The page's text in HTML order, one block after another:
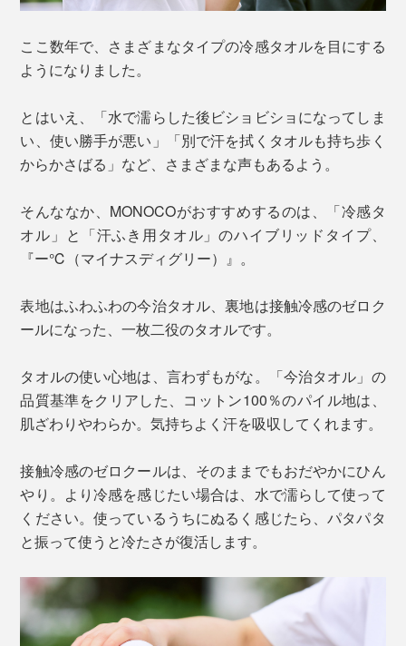
ここ数年で、さまざまなタイプの冷感タオルを目にする
ようになりました。
とはいえ、「水で濡らした後ビショビショになってしま
い、使い勝手が悪い」「別で汗を拭くタオルも持ち歩く
からかさばる」など、さまざまな声もあるよう。
そんななか、MONOCOがおすすめするのは、「冷感タ
オル」と「汗ふき用タオル」のハイブリッドタイプ、
『ー℃（マイナスディグリー）』。
表地はふわふわの今治タオル、裏地は接触冷感のゼロク
ールになった、一枚二役のタオルです。
タオルの使い心地は、言わずもがな。「今治タオル」の
品質基準をクリアした、コットン100％のパイル地は、
肌ざわりやわらか。気持ちよく汗を吸収してくれます。
接触冷感のゼロクールは、そのままでもおだやかにひん
やり。より冷感を感じたい場合は、水で濡らして使って
ください。使っているうちにぬるく感じたら、パタパタ
と振って使うと冷たさが復活します。